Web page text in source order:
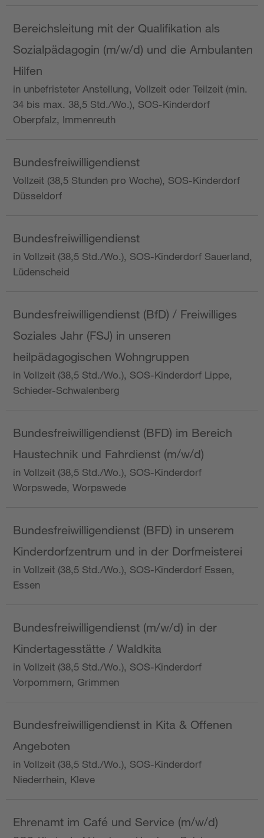
Bereichsleitung mit der Qualifikation als
Sozialpädagogin (m/w/d) und die Ambulanten
Hilfen
in unbefristeter Anstellung, Vollzeit oder Teilzeit (min.
34 bis max. 38,5 Std./Wo.), SOS-Kinderdorf
Oberpfalz, Immenreuth
Bundesfreiwilligendienst
Vollzeit (38,5 Stunden pro Woche), SOS-Kinderdorf
Düsseldorf
Bundesfreiwilligendienst
in Vollzeit (38,5 Std./Wo.), SOS-Kinderdorf Sauerland,
Lüdenscheid
Bundesfreiwilligendienst (BfD) / Freiwilliges
Soziales Jahr (FSJ) in unseren
heilpädagogischen Wohngruppen
in Vollzeit (38,5 Std./Wo.), SOS-Kinderdorf Lippe,
Schieder-Schwalenberg
Bundesfreiwilligendienst (BFD) im Bereich
Haustechnik und Fahrdienst (m/w/d)
in Vollzeit (38,5 Std./Wo.), SOS-Kinderdorf
Worpswede, Worpswede
Bundesfreiwilligendienst (BFD) in unserem
Kinderdorfzentrum und in der Dorfmeisterei
in Vollzeit (38,5 Std./Wo.), SOS-Kinderdorf Essen,
Essen
Bundesfreiwilligendienst (m/w/d) in der
Kindertagesstätte / Waldkita
in Vollzeit (38,5 Std./Wo.), SOS-Kinderdorf
Vorpommern, Grimmen
Bundesfreiwilligendienst in Kita & Offenen
Angeboten
in Vollzeit (38,5 Std./Wo.), SOS-Kinderdorf
Niederrhein, Kleve
Ehrenamt im Café und Service (m/w/d)